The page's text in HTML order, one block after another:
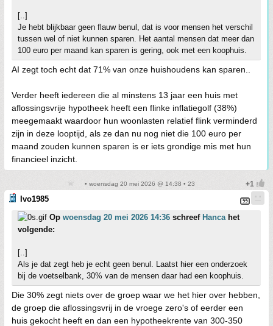
[..]
Je hebt blijkbaar geen flauw benul, dat is voor mensen het verschil
tussen wel of niet kunnen sparen. Het aantal mensen dat meer dan
100 euro per maand kan sparen is gering, ook met een koophuis.
AI zegt toch echt dat 71% van onze huishoudens kan sparen..
Verder heeft iedereen die al minstens 13 jaar een huis met
aflossingsvrije hypotheek heeft een flinke inflatiegolf (38%)
meegemaakt waardoor hun woonlasten relatief flink verminderd
zijn in deze looptijd, als ze dan nu nog niet die 100 euro per
maand zouden kunnen sparen is er iets grondige mis met hun
financieel inzicht.
• woensdag 20 mei 2026 @ 14:38 • 23
Ivo1985
Op woensdag 20 mei 2026 14:36 schreef Hanca het
volgende:
[..]
Als je dat zegt heb je echt geen benul. Laatst hier een onderzoek
bij de voetselbank, 30% van de mensen daar had een koophuis.
Die 30% zegt niets over de groep waar we het hier over hebben,
de groep die aflossingsvrij in de vroege zero's of eerder een
huis gekocht heeft en dan een hypotheekrente van 300-350